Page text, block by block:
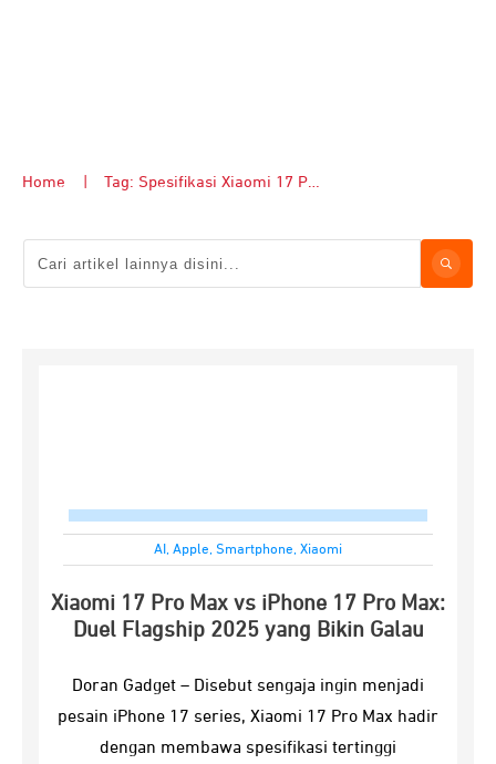
Home Tag: Spesifikasi Xiaomi 17 Pro Max vs iPhone 17 Pro Max
AI , Apple, Smartphone, Xiaomi
Xiaomi 17 Pro Max vs iPhone 17 Pro Max:
Duel Flagship 2025 yang Bikin Galau
Doran Gadget – Disebut sengaja ingin menjadi
pesain iPhone 17 series, Xiaomi 17 Pro Max hadir
dengan membawa spesifikasi tertinggi